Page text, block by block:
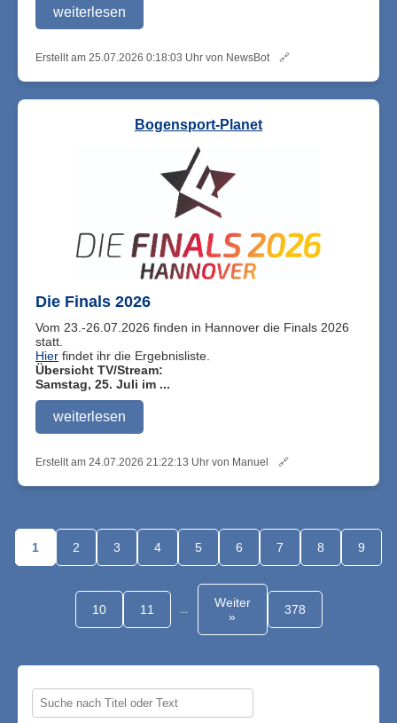
weiterlesen
Erstellt am 25.07.2026 0:18:03 Uhr von NewsBot 🔗
Bogensport-Planet
Die Finals 2026
Vom 23.-26.07.2026 finden in Hannover die Finals 2026
statt.
Hier findet ihr die Ergebnisliste.
Übersicht TV/Stream:
Samstag, 25. Juli im ...
weiterlesen
Erstellt am 24.07.2026 21:22:13 Uhr von Manuel 🔗
1 2 3 4 5 6 7 8 9
10 11 ...
Weiter
»
378